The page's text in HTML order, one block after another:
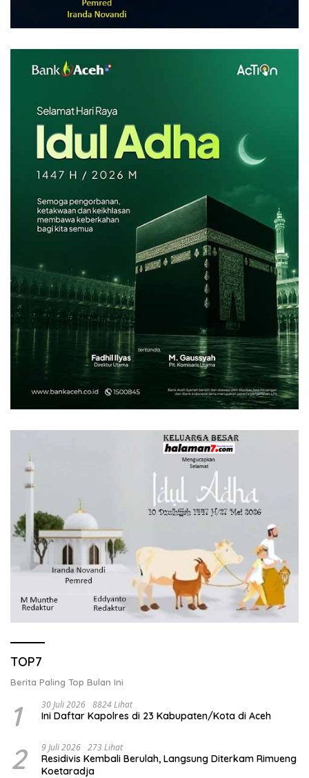
TOP7
Berita Paling Top Bulan Ini
1 30 Juli 2026 8824 Lihat
Ini Daftar Kapolres di 23 Kabupaten/Kota di Aceh
2 9 Juli 2026 273 Lihat
Residivis Kembali Berulah, Langsung Diterkam Rimueng
Koetaradja